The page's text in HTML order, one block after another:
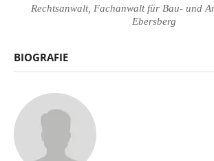
Rechtsanwalt, Fachanwalt für Bau- und
Ebersberg
BIOGRAFIE